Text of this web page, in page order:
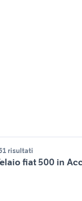
risultati
fiat 500 in